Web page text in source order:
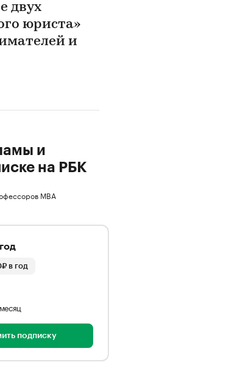
двух
юриста»
и
и
на РБК
MBA
в год
подписку